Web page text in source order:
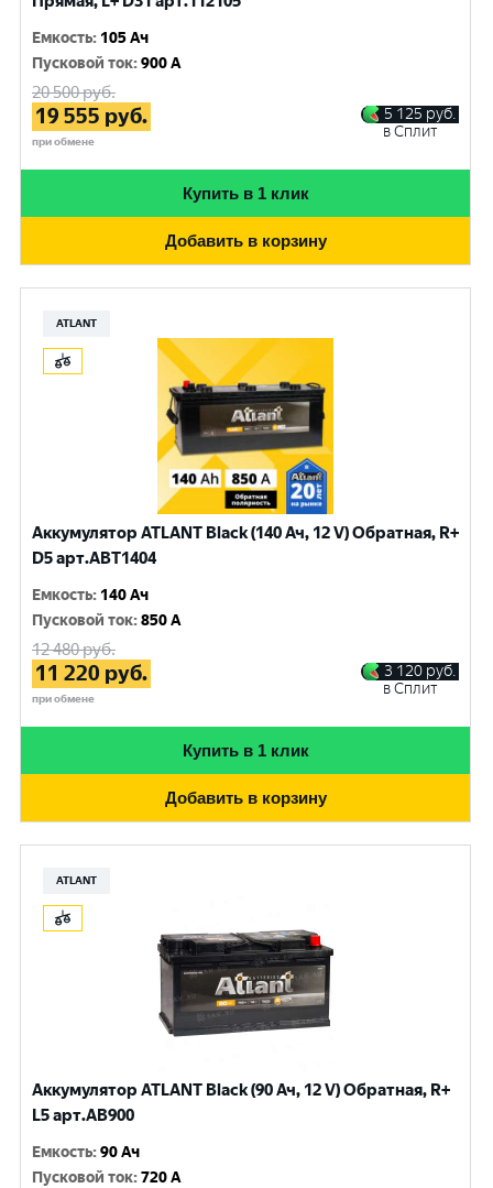
Емкость: 105 Ач
Пусковой ток:900 A
20 500руб.
19 555 руб.
при обмене
5 125 руб.
в Сплит
Купить в 1 клик
Добавить в корзину
ATLANT
Аккумулятор ATLANT Black (140 Ач, 12 V) Обратная, R+
D5 арт.ABT1404
Емкость: 140 Ач
Пусковой ток:850 A
12 480руб.
11 220 руб.
при обмене
3 120 руб.
в Сплит
Купить в 1 клик
Добавить в корзину
ATLANT
Аккумулятор ATLANT Black (90 Ач, 12 V) Обратная, R+
L5 арт.AB900
Емкость:90 Ач
Пусковой ток:720 A